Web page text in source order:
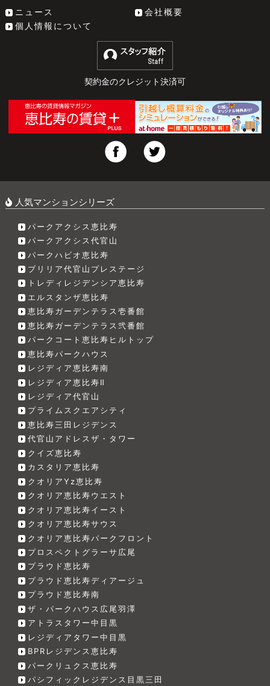
ニュース
会社概要
個人情報について
契約金のクレジット決済可
人気マンションシリーズ
パークアクシス恵比寿
パークアクシス代官山
パークハビオ恵比寿
ブリリア代官山プレステージ
トレディレジデンシア恵比寿
エルスタンザ恵比寿
恵比寿ガーデンテラス壱番館
恵比寿ガーデンテラス弐番館
パークコート恵比寿ヒルトップ
恵比寿パークハウス
レジディア恵比寿南
レジディア恵比寿Ⅱ
レジディア代官山
プライムスクエアシティ
恵比寿三田レジデンス
代官山アドレスザ・タワー
クイズ恵比寿
カスタリア恵比寿
クオリアYz恵比寿
クオリア恵比寿ウエスト
クオリア恵比寿イースト
クオリア恵比寿サウス
クオリア恵比寿パークフロント
プロスペクトグラーサ広尾
プラウド恵比寿
プラウド恵比寿ディアージュ
プラウド恵比寿南
ザ・パークハウス広尾羽澤
アトラスタワー中目黒
レジディアタワー中目黒
BPRレジデンス恵比寿
パークリュクス恵比寿
パシフィックレジデンス目黒三田